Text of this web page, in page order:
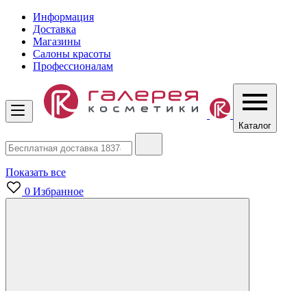
Информация
Доставка
Магазины
Салоны красоты
Профессионалам
Каталог
Показать все
0 Избранное